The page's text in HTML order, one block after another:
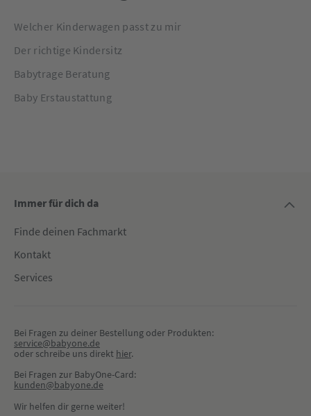
Welcher Kinderwagen passt zu mir
Der richtige Kindersitz
Babytrage Beratung
Baby Erstaustattung
Immer für dich da
Finde deinen Fachmarkt
Kontakt
Services
Bei Fragen zu deiner Bestellung oder Produkten:
service@babyone.de
oder schreibe uns direkt hier.
Bei Fragen zur BabyOne-Card:
kunden@babyone.de
Wir helfen dir gerne weiter!